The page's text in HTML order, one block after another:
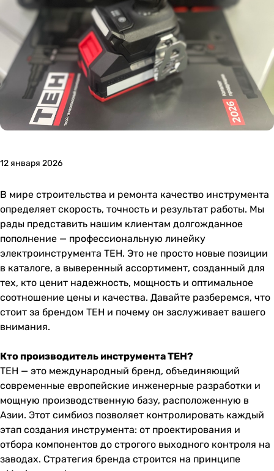
12 января 2026
В мире строительства и ремонта качество инструмента
определяет скорость, точность и результат работы. Мы
рады представить нашим клиентам долгожданное
пополнение — профессиональную линейку
электроинструмента TEH. Это не просто новые позиции
в каталоге, а выверенный ассортимент, созданный для
тех, кто ценит надежность, мощность и оптимальное
соотношение цены и качества. Давайте разберемся, что
стоит за брендом TEH и почему он заслуживает вашего
внимания.
Кто производитель инструмента TEH?
TEH — это международный бренд, объединяющий
современные европейские инженерные разработки и
мощную производственную базу, расположенную в
Азии. Этот симбиоз позволяет контролировать каждый
этап создания инструмента: от проектирования и
отбора компонентов до строгого выходного контроля на
заводах. Стратегия бренда строится на принципе